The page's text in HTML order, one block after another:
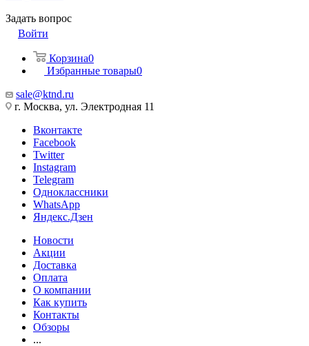
Задать вопрос
Войти
Корзина0
Избранные товары0
sale@ktnd.ru
г. Москва, ул. Электродная 11
Вконтакте
Facebook
Twitter
Instagram
Telegram
Одноклассники
WhatsApp
Яндекс.Дзен
Новости
Акции
Доставка
Оплата
О компании
Как купить
Контакты
Обзоры
...